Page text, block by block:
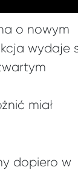
o nowym
wydaje
miał
dopiero w